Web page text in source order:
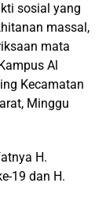
sosial yang
massal,
mata
Al
Kecamatan
Minggu
H.
19 dan H.